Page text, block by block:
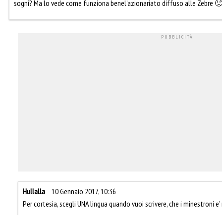
sogni? Ma lo vede come funziona benel’azionariato diffuso alle Zebre 🙂
Hullalla
10 Gennaio 2017, 10:36
Per cortesia, scegli UNA lingua quando vuoi scrivere, che i minestroni